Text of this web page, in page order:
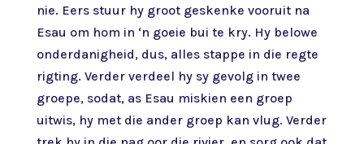
nie. Eers stuur hy groot geskenke vooruit na
Esau om hom in ‘n goeie bui te kry. Hy belowe
onderdanigheid, dus, alles stappe in die regte
rigting. Verder verdeel hy sy gevolg in twee
groepe, sodat, as Esau miskien een groep
uitwis, hy met die ander groep kan vlug. Verder